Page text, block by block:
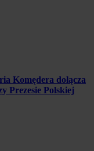
Komędera dołącza
Prezesie Polskiej